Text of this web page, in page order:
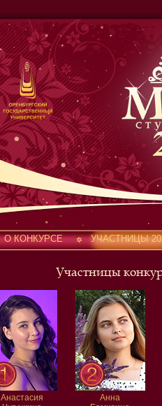
Оренбургский
государственный
университет
О КОНКУРСЕ УЧАСТНИЦЫ
Участницы
Анастасия
Анна